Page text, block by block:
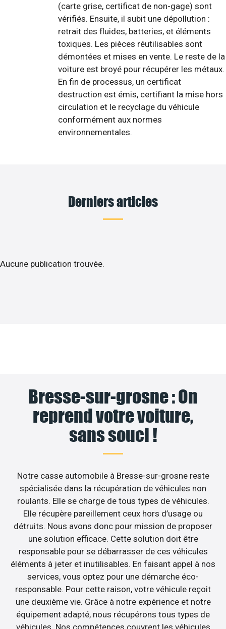
(carte grise, certificat de non-gage) sont
vérifiés. Ensuite, il subit une dépollution :
retrait des fluides, batteries, et éléments
toxiques. Les pièces réutilisables sont
démontées et mises en vente. Le reste de la
voiture est broyé pour récupérer les métaux.
En fin de processus, un certificat
destruction est émis, certifiant la mise hors
circulation et le recyclage du véhicule
conformément aux normes
environnementales.
Derniers articles
Aucune publication trouvée.
Bresse-sur-grosne : On
reprend votre voiture,
sans souci !
Notre casse automobile à Bresse-sur-grosne reste
spécialisée dans la récupération de véhicules non
roulants. Elle se charge de tous types de véhicules.
Elle récupère pareillement ceux hors d’usage ou
détruits. Nous avons donc pour mission de proposer
une solution efficace. Cette solution doit être
responsable pour se débarrasser de ces véhicules
éléments à jeter et inutilisables. En faisant appel à nos
services, vous optez pour une démarche éco-
responsable. Pour cette raison, votre véhicule reçoit
une deuxième vie. Grâce à notre expérience et notre
équipement adapté, nous récupérons tous types de
véhicules. Nos compétences couvrent les véhicules